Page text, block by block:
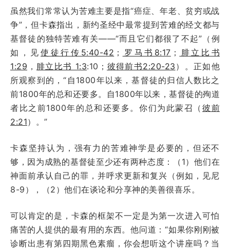
虽然我们常常认为苦难主要是指“癌症、年老、贫穷或战
争”，但卡森指出，新约圣经中最常提到苦难的经文都与
基督徒的独特苦难有关——“而且它们都很了不起”（例
如，见 使徒行传5:40-42 ； 罗马书8:17 ； 腓立比书
1:29 ， 腓立比书 1:3:10； 彼得前书2:20-23 ）。正如他
所观察到的，“自1800年以来，基督徒的归信人数比之
前1800年的总和还要多。自1800年以来，基督徒的殉道
者比之前1800年的总和还要多。你们为此蒙召（ 彼前
2:21）。”
卡森坚持认为，强有力的苦难神学是必要的，但还不
够，因为成熟的基督徒至少还有两种态度：（1）他们在
神面前承认自己的罪，并呼求更新和复兴（例如，见尼
8-9），（2）他们在谈论和分享神的美善很喜乐。
可以肯定的是，卡森的框架不一定是为第一次进入可怕
痛苦的人提供的最有用的东西。他问道：“如果你刚刚被
诊断出患有第四期黑色素瘤，你会想听这个讲座吗？当